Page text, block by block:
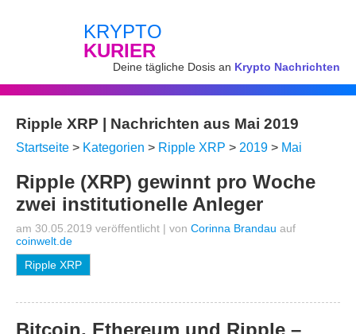
KRYPTO
KURIER
Deine tägliche Dosis an Krypto Nachrichten
Ripple XRP | Nachrichten aus Mai 2019
Startseite > Kategorien > Ripple XRP > 2019 > Mai
Ripple (XRP) gewinnt pro Woche
zwei institutionelle Anleger
am 30.05.2019 veröffentlicht | von Corinna Brandau auf
coinwelt.de
Ripple XRP
Bitcoin, Ethereum und Ripple –